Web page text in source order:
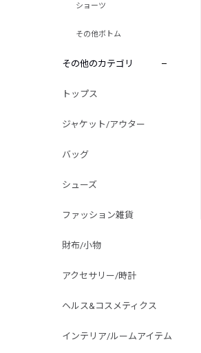
ショーツ
その他ボトム
その他のカテゴリ
トップス
ジャケット/アウター
バッグ
シューズ
ファッション雑貨
財布/小物
アクセサリー/時計
ヘルス&コスメティクス
インテリア/ルームアイテム
別注限定 ピグメントダイ バックプリント サーフ